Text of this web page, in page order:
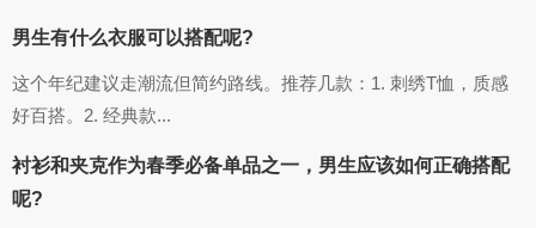
男生有什么衣服可以搭配呢?
这个年纪建议走潮流但简约路线。推荐几款：1. 刺绣T恤，质感
好百搭。2. 经典款...
衬衫和夹克作为春季必备单品之一，男生应该如何正确搭配
呢?